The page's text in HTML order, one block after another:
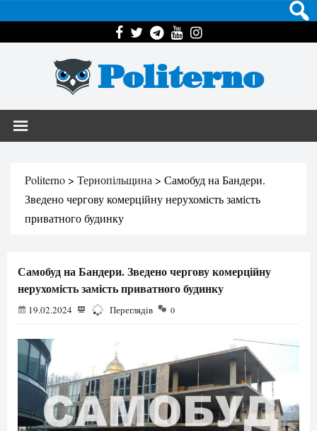
Politerno
Politerno > Тернопільщина > Самобуд на Бандери.
Зведено чергову комерційну нерухомість замість
приватного будинку
Самобуд на Бандери. Зведено чергову комерційну
нерухомість замість приватного будинку
19.02.2024 3891 Переглядів 0